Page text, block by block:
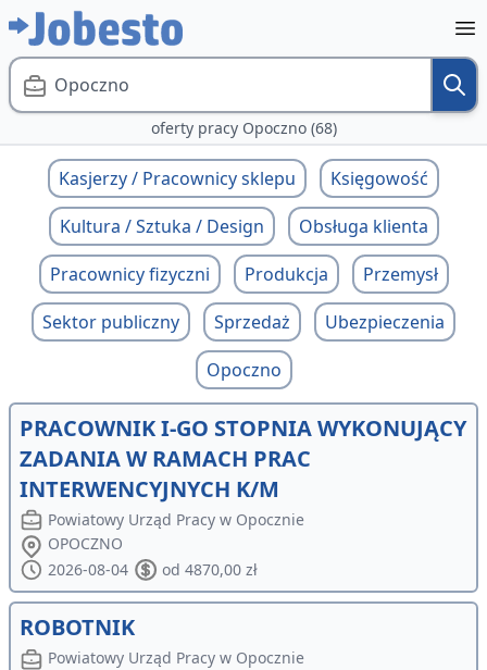
Opoczno
oferty pracy Opoczno (68)
Kasjerzy / Pracownicy sklepu
Księgowość
Kultura / Sztuka / Design
Obsługa klienta
Pracownicy fizyczni
Produkcja
Przemysł
Sektor publiczny
Sprzedaż
Ubezpieczenia
Opoczno
PRACOWNIK I-GO STOPNIA WYKONUJĄCY
ZADANIA W RAMACH PRAC
INTERWENCYJNYCH K/M
Powiatowy Urząd Pracy w Opocznie
OPOCZNO
2026-08-04
od 4870,00 zł
ROBOTNIK
Powiatowy Urząd Pracy w Opocznie